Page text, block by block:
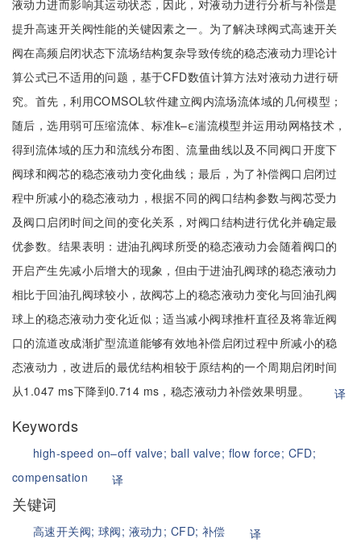
液动力进而影响其运动状态，因此，对液动力进行分析与补偿是
提升高速开关阀性能的关键因素之一。为了解决球阀式高速开关
阀在高频启闭状态下流场结构复杂导致传统的稳态液动力理论计
算公式已不适用的问题，基于CFD数值计算方法对液动力进行研
究。首先，利用COMSOL软件建立阀内流场流体域的几何模型；
随后，选用弱可压缩流体、标准k–ε湍流模型并运用动网格技术，
得到流体域的压力和流线分布图、流量曲线以及不同阀口开度下
阀球和阀芯的稳态液动力变化曲线；最后，为了补偿阀口启闭过
程中所减小的稳态液动力，根据不同的阀口结构参数与阀芯受力
及阀口启闭时间之间的变化关系，对阀口结构进行优化并确定最
优参数。结果表明：进油孔阀球所受的稳态液动力会随着阀口的
开启产生先减小后增大的现象，但由于进油孔阀球的稳态液动力
相比于回油孔阀球较小，故阀芯上的稳态液动力变化与回油孔阀
球上的稳态液动力变化近似；适当减小阀球推杆直径及将靠近阀
口的流道改成渐扩型流道能够有效地补偿启闭过程中所减小的稳
态液动力，改进后的最优结构相较于原结构的一个周期启闭时间
从1.047 ms下降到0.714 ms，稳态液动力补偿效果明显。
译
Keywords
high-speed on–off valve; ball valve; flow force; CFD;
compensation
译
关键词
高速开关阀; 球阀; 液动力; CFD; 补偿
译